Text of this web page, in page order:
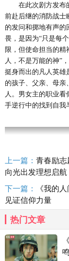
在此次剧方发布
前赴后继的消防战士
的发问和掷地有声的
畏，是因为“只是每
限，但使命担当的精
人，不是万能的神”
挺身而出的凡人英雄
的孩子、父亲、母亲
人。男女主的职业
手逆行中的找到自我
实力主创集结品
上一篇： 青春励
向光出发理想启航
下一篇：
《我的
见证信仰力量
热门文章